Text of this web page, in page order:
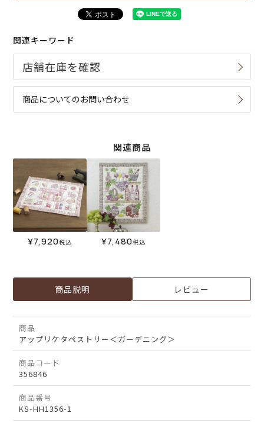
関連キーワード
商品についてのお問い合わせ
関連商品
¥7,920税込 ¥7,480税込
商品説明 レビュー
商品
アップリケタペストリー＜ガーデニング＞
商品コード
356846
商品番号
KS-HH1356-1